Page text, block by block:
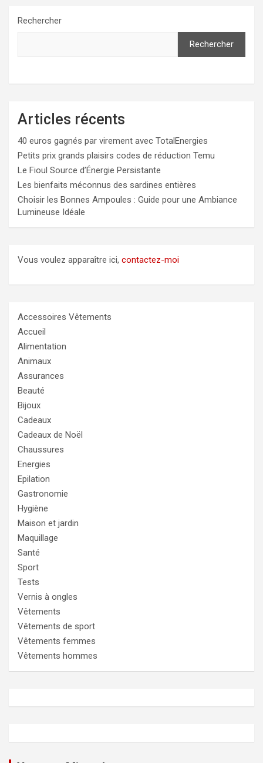
Rechercher
Rechercher
Articles récents
40 euros gagnés par virement avec TotalEnergies
Petits prix grands plaisirs codes de réduction Temu
Le Fioul Source d’Énergie Persistante
Les bienfaits méconnus des sardines entières
Choisir les Bonnes Ampoules : Guide pour une Ambiance
Lumineuse Idéale
Vous voulez apparaître ici, contactez-moi
Accessoires Vêtements
Accueil
Alimentation
Animaux
Assurances
Beauté
Bijoux
Cadeaux
Cadeaux de Noël
Chaussures
Energies
Epilation
Gastronomie
Hygiène
Maison et jardin
Maquillage
Santé
Sport
Tests
Vernis à ongles
Vêtements
Vêtements de sport
Vêtements femmes
Vêtements hommes